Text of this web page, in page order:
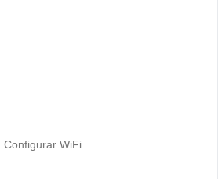
Configurar WiFi